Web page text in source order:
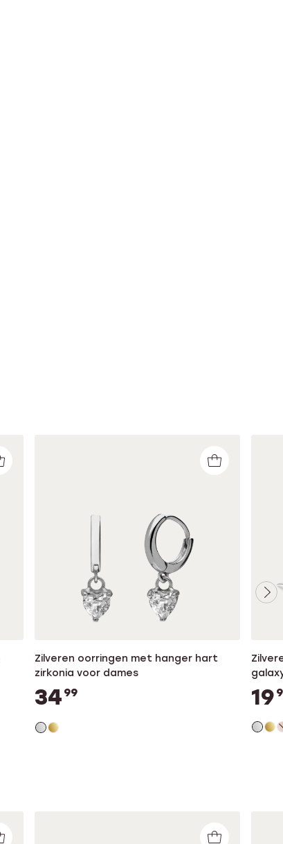
Zilveren oorringen met hanger hart
zirkonia voor dames
34 99 19